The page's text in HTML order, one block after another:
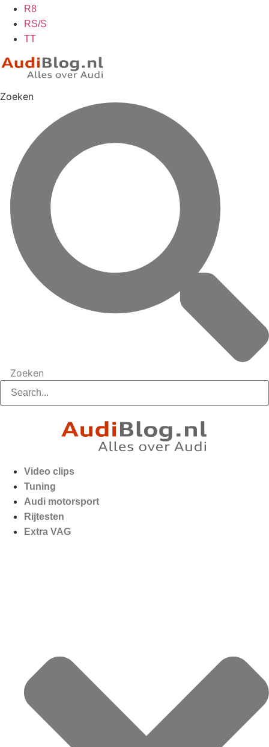
R8
RS/S
TT
Zoeken
Zoeken
Video clips
Tuning
Audi motorsport
Rijtesten
Extra VAG